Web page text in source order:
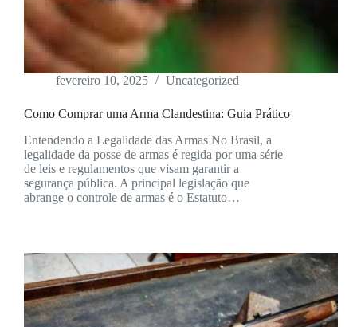
fevereiro 10, 2025 Uncategorized
Como Comprar uma Arma Clandestina: Guia Prático
Entendendo a Legalidade das Armas No Brasil, a
legalidade da posse de armas é regida por uma série
de leis e regulamentos que visam garantir a
segurança pública. A principal legislação que
abrange o controle de armas é o Estatuto…